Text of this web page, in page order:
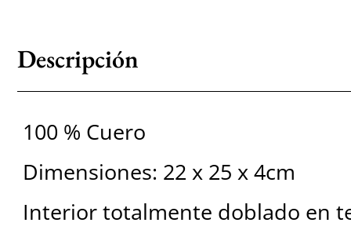
Descripción
100 % Cuero
Dimensiones: 22 x 25 x 4cm
Interior totalmente doblado en